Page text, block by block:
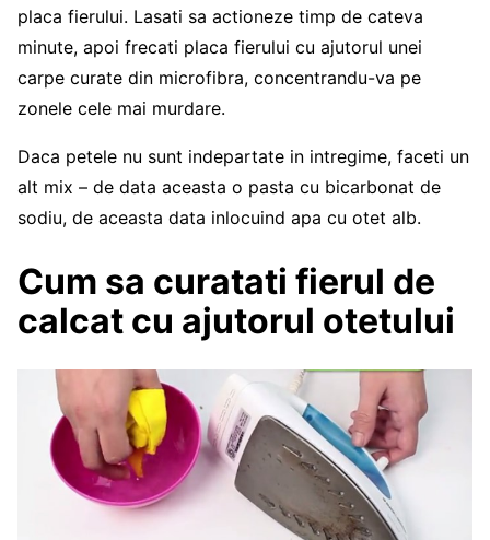
placa fierului. Lasati sa actioneze timp de cateva
minute, apoi frecati placa fierului cu ajutorul unei
carpe curate din microfibra, concentrandu-va pe
zonele cele mai murdare.
Daca petele nu sunt indepartate in intregime, faceti un
alt mix – de data aceasta o pasta cu bicarbonat de
sodiu, de aceasta data inlocuind apa cu otet alb.
Cum sa curatati fierul de
calcat cu ajutorul otetului